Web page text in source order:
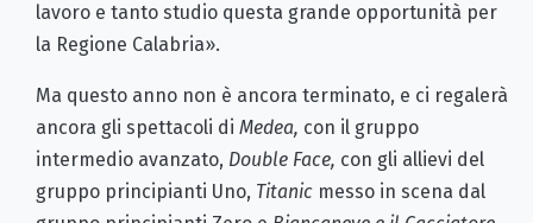
lavoro e tanto studio questa grande opportunità per
la Regione Calabria».
Ma questo anno non è ancora terminato, e ci regalerà
ancora gli spettacoli di Medea, con il gruppo
intermedio avanzato, Double Face, con gli allievi del
gruppo principianti Uno, Titanic messo in scena dal